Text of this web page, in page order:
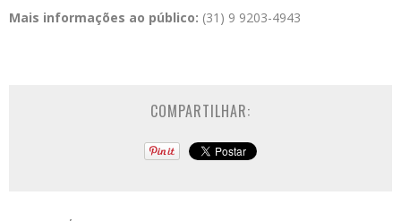
Mais informações ao público: (31) 9 9203-4943
COMPARTILHAR: